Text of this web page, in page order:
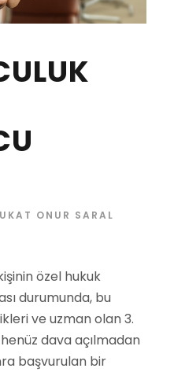
ONUR SARAL
özel hukuk
durumunda, bu
ve uzman olan 3.
dava açılmadan
başvurulan bir